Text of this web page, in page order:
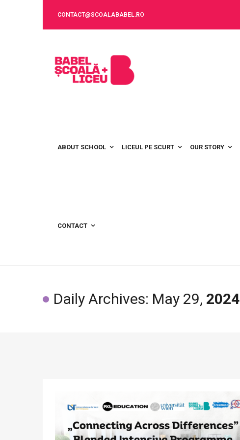
CONTACT@SCOALABABEL.RO
ABOUT SCHOOL LICEUL PE SCURT OUR STORY
CONTACT
Daily Archives: May 29, 2024